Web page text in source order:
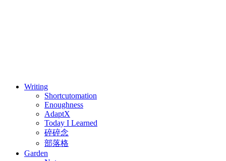
Writing
Shortcutomation
Enoughness
AdaptX
Today I Learned
碎碎念
部落格
Garden